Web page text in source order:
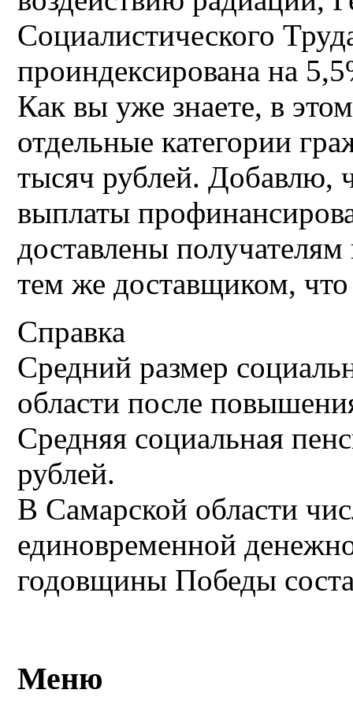
Социалистического
проиндексирована на
Как вы уже знаете, в
отдельные категории
тысяч рублей. Добавлю,
выплаты
доставлены
тем же доставщиком,
Справка
Средний размер
области после
Средняя социальная
рублей.
В Самарской области
единовременной
годовщины Победы
Меню